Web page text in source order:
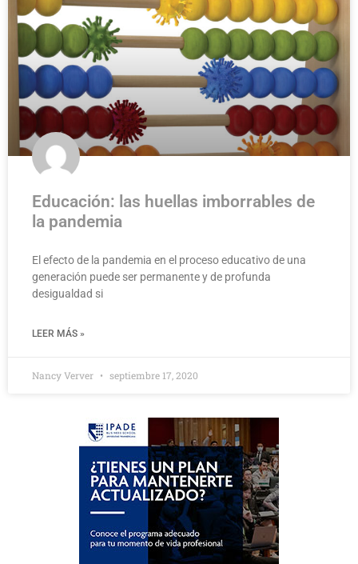
Educación: las huellas imborrables de
la pandemia
El efecto de la pandemia en el proceso educativo de una
generación puede ser permanente y de profunda
desigualdad si
LEER MÁS »
Nancy Verver septiembre 17, 2020